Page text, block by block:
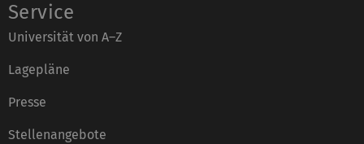
Service
Universität von A–Z
Lagepläne
Presse
Stellenangebote